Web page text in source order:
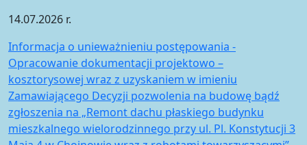
14.07.2026 r.
Informacja o unieważnieniu postępowania -
Opracowanie dokumentacji projektowo –
kosztorysowej wraz z uzyskaniem w imieniu
Zamawiającego Decyzji pozwolenia na budowę bądź
zgłoszenia na „Remont dachu płaskiego budynku
mieszkalnego wielorodzinnego przy ul. Pl. Konstytucji 3